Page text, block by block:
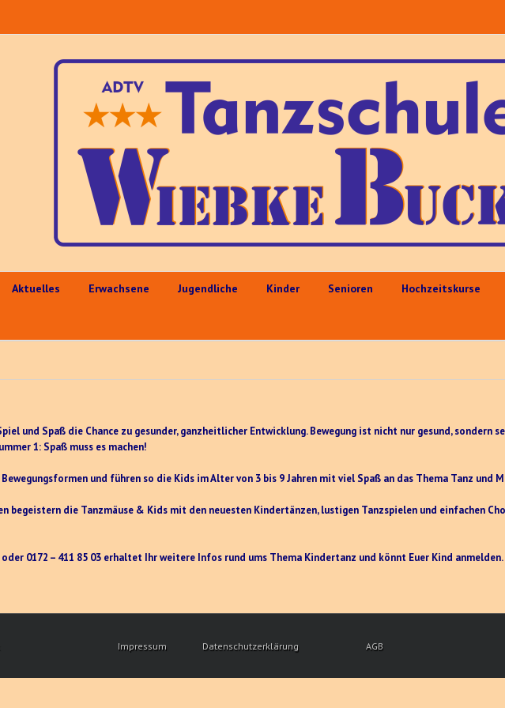
Aktuelles Erwachsene Jugendliche Kinder Senioren Hochzeitskurse
und Spaß die Chance zu gesunder, ganzheitlicher Entwicklung. Bewegung ist nicht nur gesund, sondern
1: Spaß muss es machen!
und führen so die Kids im Alter von 3 bis 9 Jahren mit viel Spaß an das Thema Tanz und
begeistern die Tanzmäuse & Kids mit den neuesten Kindertänzen, lustigen Tanzspielen und einfachen
0172 – 411 85 03 erhaltet Ihr weitere Infos rund ums Thema Kindertanz und könnt Euer Kind anmelden.
Impressum Datenschutzerklärung AGB